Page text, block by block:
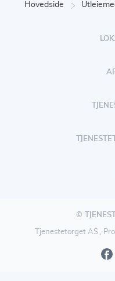
Hovedside
©
Tjenestetorget AS ,